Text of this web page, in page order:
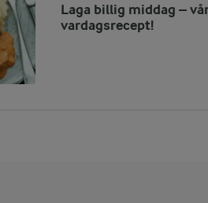
Laga billig middag –
vardagsrecept!